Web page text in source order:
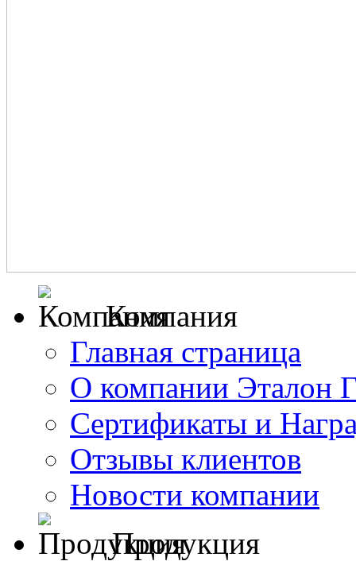
Компания
Главная страница
О компании Эталон
Сертификаты и
Отзывы клиентов
Новости компании
Продукция